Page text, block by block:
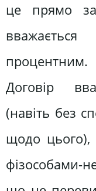
це прямо
Договір
(навіть без
щодо цього),
фізособами-